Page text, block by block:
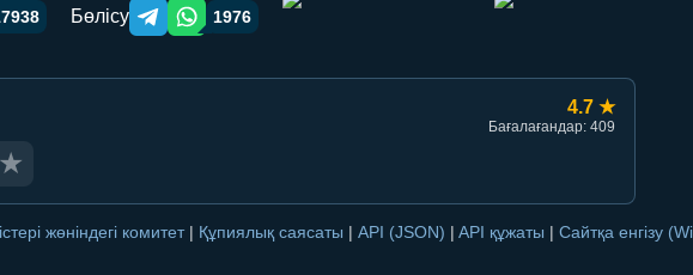
Бөлісу Telegram orqali ulashish
WhatsApp orqali ulashish
1976
4.7 ★
Бағалағандар: 409
★
жөніндегі комитет | Құпиялық саясаты | API (JSON) | API құжаты | Сайтқа енгізу